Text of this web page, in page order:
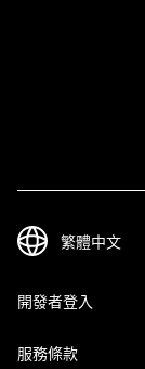
開發者登入
服務條款